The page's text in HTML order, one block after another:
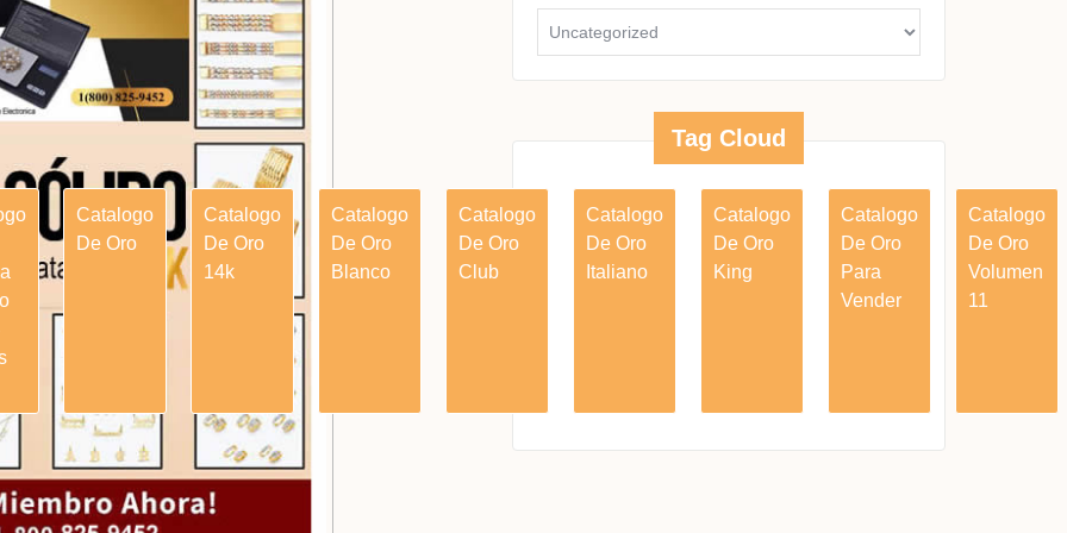
Tag Cloud
Catalogo
De Oro
Catalogo
De Oro
14k
Catalogo
De Oro
Blanco
Catalogo
De Oro
Club
Catalogo
De Oro
Italiano
Catalogo
De Oro
King
Catalogo
De Oro
Para
Vender
Catalogo
De Oro
Volumen
11